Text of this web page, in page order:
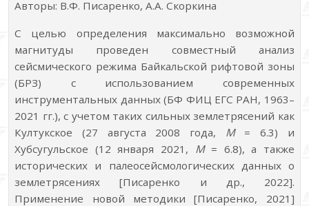
Авторы: В.Ф. Писаренко, А.А. Скоркина
С целью определения максимально возможной
магнитуды проведен совместный анализ
сейсмического режима Байкальской рифтовой зоны
(БРЗ) с использованием современных
инструментальных данных (БФ ФИЦ ЕГС РАН, 1963–
2021 гг.), с учетом таких сильных землетрясений как
Култукское (27 августа 2008 года,
M= 6.3) и
Хубсугульское (12 января 2021,
M= 6.8), а также
исторических и палеосейсмологических данных о
землетрясениях [Писаренко и др., 2022].
Применение новой методики [Писаренко, 2021]